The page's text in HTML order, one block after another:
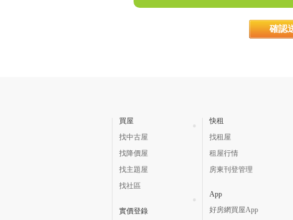
買屋
找中古屋
找降價屋
找主題屋
找社區
實價登錄
快租
找租屋
租屋行情
房東刊登管理
App
好房網買屋App